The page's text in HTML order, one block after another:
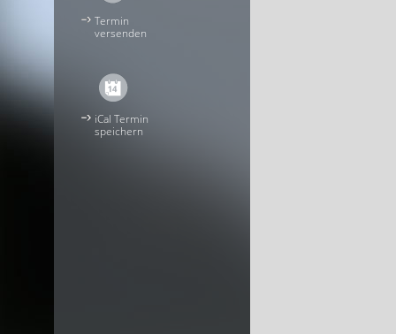
Termin
versenden
iCal Termin
speichern